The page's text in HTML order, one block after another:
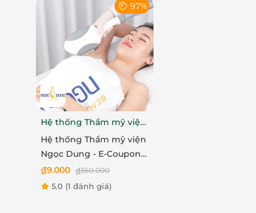
Không gian thư giãn chuẩn dưỡng
Bước vào Dưỡng Sinh Chuẩn, bạn sẽ
thoảng hương tinh dầu, tiếng nhạc thiền
chăm chút tỉ mỉ nhằm mang lại cảm giác
và tâm trí được tĩnh lặng.
97%
Hệ thống Thẩm mỹ viện
Ngọc Dung
Hệ thống Thẩm mỹ viện
Ngọc Dung - E-Coupon
ưu đãi trải nghiệm dịch
vụ Triệt lông nách hoặc
đ9.000 đ350.000
5.0 (1 đánh giá)